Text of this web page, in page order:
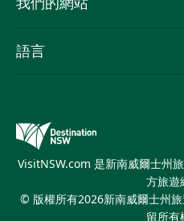
Cookie 通知
新南威爾士州公路旅行
活動
新南威爾士州的商業
我們的網站
新南威爾士州旅遊局（
繽紛雪梨燈光音樂節
語言
VisitNSW.com 是新南威爾士州
方旅遊
© 版權所有2026新南威爾士州
留所有